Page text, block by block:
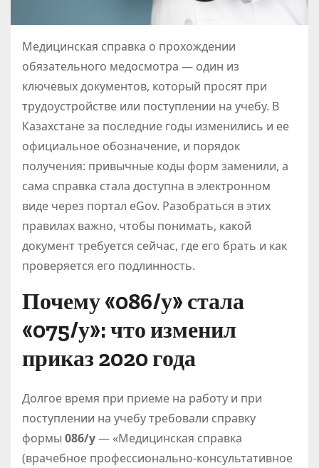
Медицинская справка о прохождении
обязательного медосмотра — один из
ключевых документов, который просят при
трудоустройстве или поступлении на учебу. В
Казахстане за последние годы изменились и ее
официальное обозначение, и порядок
получения: привычные коды форм заменили, а
сама справка стала доступна в электронном
виде через портал eGov. Разобраться в этих
правилах важно, чтобы понимать, какой
документ требуется сейчас, где его брать и как
проверяется его подлинность.
Почему «086/у» стала
«075/у»: что изменил
приказ 2020 года
Долгое время при приеме на работу и при
поступлении на учебу требовали справку
формы 086/у— «Медицинская справка
(врачебное профессионально-консультативное